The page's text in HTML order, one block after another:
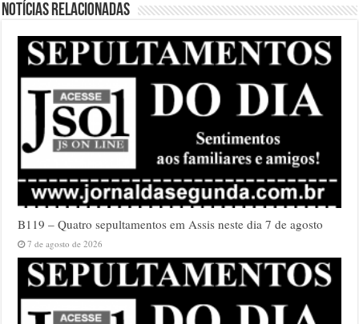
Notícias relacionadas
B119 – Quatro sepultamentos em Assis neste dia 7 de agosto
7 de agosto de 2026